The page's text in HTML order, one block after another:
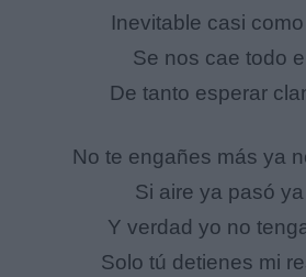
Inevitable casi
Se nos cae todo
De tanto esperar
No te engañes más ya
Si aire ya pasó
Y verdad yo no
Solo tú detienes mi